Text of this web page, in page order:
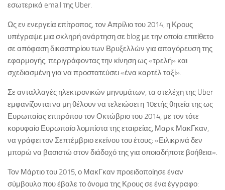
εσωτερικά email της Uber.
Ως εν ενεργεία επίτροπος, τον Απρίλιο του 2014, η Κρους
υπέγραψε μια σκληρή ανάρτηση σε blog με την οποία επιτίθετο
σε απόφαση δικαστηρίου των Βρυξελλών για απαγόρευση της
εφαρμογής, περιγράφοντας την κίνηση ως «τρελή» και
σχεδιασμένη για να προστατεύσει «ένα καρτέλ ταξί».
Σε ανταλλαγές ηλεκτρονικών μηνυμάτων, τα στελέχη της Uber
εμφανίζονται να μη θέλουν να τελειώσει η 10ετής θητεία της ως
Ευρωπαίας επιτρόπου τον Οκτώβριο του 2014, με τον τότε
κορυφαίο Ευρωπαίο λομπίστα της εταιρείας, Μαρκ ΜακΓκαν,
να γράφει τον Σεπτέμβριο εκείνου του έτους: «Ειλικρινά δεν
μπορώ να βασιστώ στον διάδοχό της για οποιαδήποτε βοήθεια».
Τον Μάρτιο του 2015, ο ΜακΓκαν προειδοποίησε έναν
σύμβουλο που έβαλε το όνομα της Κρους σε ένα έγγραφο: